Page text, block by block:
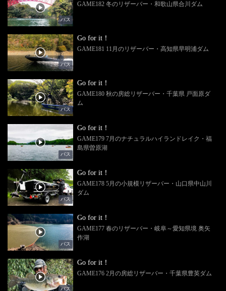
バス
GAME182 冬のリザーバー・和歌山県合川ダム
バス
Go for it！
GAME181 11月のリザーバー・高知県早明浦ダム
バス
Go for it！
GAME180 秋の房総リザーバー・千葉県 戸面原ダ
ム
バス
Go for it！
GAME179 7月のナチュラルハイランドレイク・福
島県曽原湖
バス
Go for it！
GAME178 5月の小規模リザーバー・山口県中山川
ダム
バス
Go for it！
GAME177 春のリザーバー・岐阜～愛知県境 奥矢
作湖
バス
Go for it！
GAME176 2月の房総リザーバー・千葉県豊英ダム